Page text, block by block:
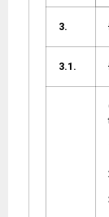
3.
3.1.